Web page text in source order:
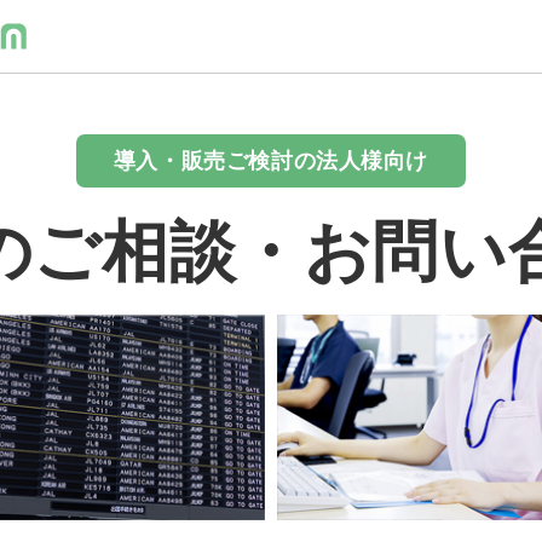
導入・販売ご検討の法人様向け
ご相談・お問い